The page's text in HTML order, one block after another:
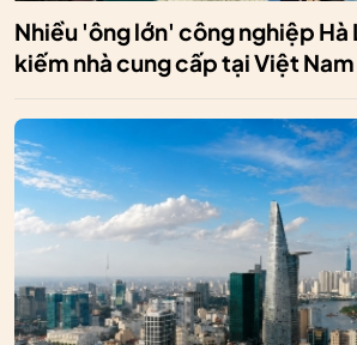
Nhiều 'ông lớn' công nghiệp Hà
kiếm nhà cung cấp tại Việt Nam